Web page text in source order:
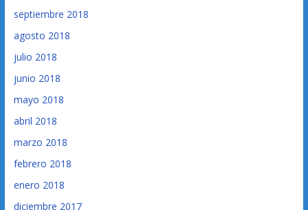
septiembre 2018
agosto 2018
julio 2018
junio 2018
mayo 2018
abril 2018
marzo 2018
febrero 2018
enero 2018
diciembre 2017